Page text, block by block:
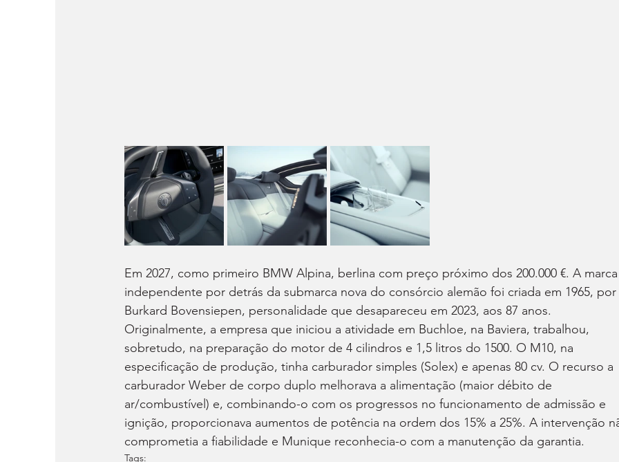
Em 2027, como primeiro BMW Alpina, berlina com preço próximo dos 200.000 €. A marca
independente por detrás da submarca nova do consórcio alemão foi criada em 1965, por
Burkard Bovensiepen, personalidade que desapareceu em 2023, aos 87 anos.
Originalmente, a empresa que iniciou a atividade em Buchloe, na Baviera, trabalhou,
sobretudo, na preparação do motor de 4 cilindros e 1,5 litros do 1500. O M10, na
especificação de produção, tinha carburador simples (Solex) e apenas 80 cv. O recurso a
carburador Weber de corpo duplo melhorava a alimentação (maior débito de
ar/combustível) e, combinando-o com os progressos no funcionamento de admissão e
ignição, proporcionava aumentos de potência na ordem dos 15% a 25%. A intervenção
comprometia a fiabilidade e Munique reconhecia-o com a manutenção da garantia.
Tags: